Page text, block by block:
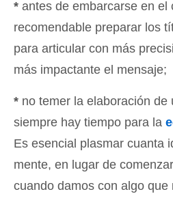
* antes de embarcarse en el
recomendable preparar los
para articular con más
más impactante el mensaje;
* no temer la elaboración de
siempre hay tiempo para la
Es esencial plasmar cuanta
mente, en lugar de
cuando damos con algo que